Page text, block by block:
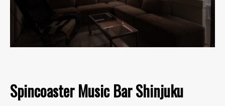
Spincoaster Music Bar Shinjuku